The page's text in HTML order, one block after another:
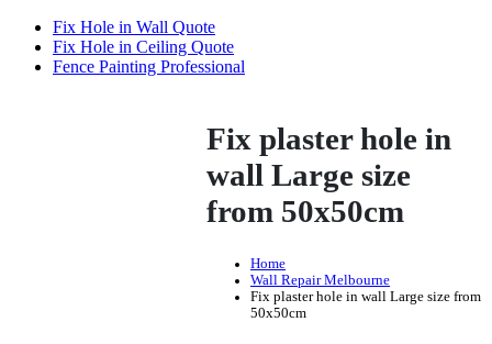
Fix Hole in Wall Quote
Fix Hole in Ceiling Quote
Fence Painting Professional
Fix plaster hole in
wall Large size
from 50x50cm
Home
Wall Repair Melbourne
Fix plaster hole in wall Large size from
50x50cm